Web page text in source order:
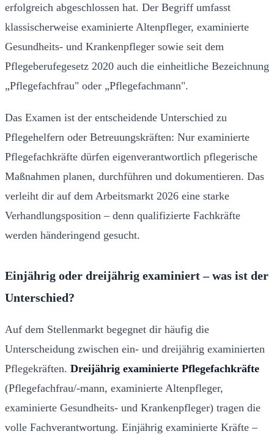
erfolgreich abgeschlossen hat. Der Begriff umfasst
klassischerweise examinierte Altenpfleger, examinierte
Gesundheits- und Krankenpfleger sowie seit dem
Pflegeberufegesetz 2020 auch die einheitliche Bezeichnung
„Pflegefachfrau" oder „Pflegefachmann".
Das Examen ist der entscheidende Unterschied zu
Pflegehelfern oder Betreuungskräften: Nur examinierte
Pflegefachkräfte dürfen eigenverantwortlich pflegerische
Maßnahmen planen, durchführen und dokumentieren. Das
verleiht dir auf dem Arbeitsmarkt 2026 eine starke
Verhandlungsposition – denn qualifizierte Fachkräfte
werden händeringend gesucht.
Einjährig oder dreijährig examiniert – was ist der
Unterschied?
Auf dem Stellenmarkt begegnet dir häufig die
Unterscheidung zwischen ein- und dreijährig examinierten
Pflegekräften. Dreijährig examinierte Pflegefachkräfte
(Pflegefachfrau/-mann, examinierte Altenpfleger,
examinierte Gesundheits- und Krankenpfleger) tragen die
volle Fachverantwortung. Einjährig examinierte Kräfte –